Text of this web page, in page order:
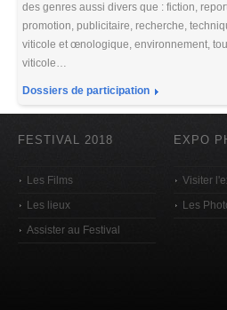
des genres aussi divers que : fiction,
promotion, publicitaire, recherche,
viticole et œnologique, environnement,
viticole…
Dossiers de participation
FESTIVAL 2018
Les Films
Les lieux
Assister au Festival
EXPO
Visiter
Les